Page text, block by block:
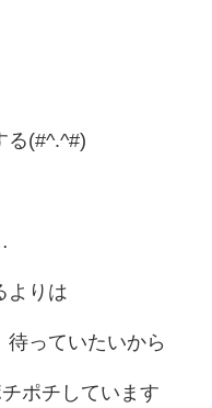
る(#^.^#)
よりは
っていたいから
ポチしています